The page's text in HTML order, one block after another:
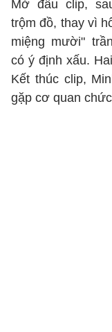
Mở đầu clip,
trộm đồ, thay vì
miệng mười"
có ý định xấu.
Kết thúc clip,
gặp cơ quan